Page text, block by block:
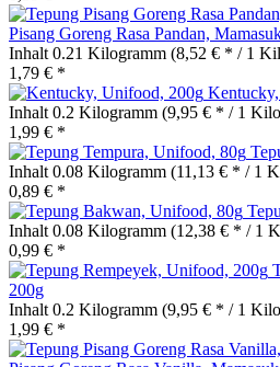
Pisang Goreng Rasa Pandan,
Inhalt 0.21 Kilogramm (8,52 € * / 1
1,79 € *
Inhalt 0.2 Kilogramm (9,95 € * / 1
1,99 € *
Inhalt 0.08 Kilogramm (11,13 € * / 1
0,89 € *
Inhalt 0.08 Kilogramm (12,38 € * / 1
0,99 € *
200g
Inhalt 0.2 Kilogramm (9,95 € * / 1
1,99 € *